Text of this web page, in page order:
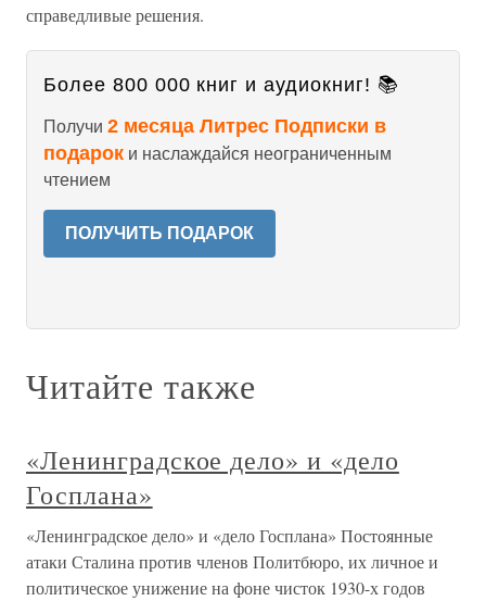
справедливые решения.
Более 800 000 книг и аудиокниг! 📚
Получи 2 месяца Литрес Подписки в
подарок и наслаждайся неограниченным
чтением
ПОЛУЧИТЬ ПОДАРОК
Читайте также
«Ленинградское дело» и «дело
Госплана»
«Ленинградское дело» и «дело Госплана» Постоянные
атаки Сталина против членов Политбюро, их личное и
политическое унижение на фоне чисток 1930-х годов